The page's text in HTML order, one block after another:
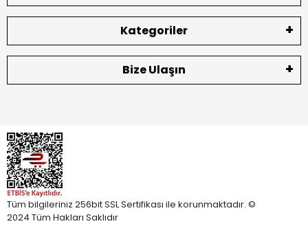
Kategoriler
Bize Ulaşın
Tüm bilgileriniz 256bit SSL Sertifikası ile korunmaktadır. ©
2024 Tüm Hakları Saklıdır